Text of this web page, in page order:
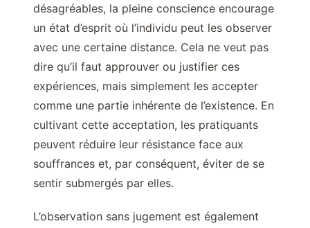
désagréables, la pleine conscience encourage
un état d’esprit où l’individu peut les observer
avec une certaine distance. Cela ne veut pas
dire qu’il faut approuver ou justifier ces
expériences, mais simplement les accepter
comme une partie inhérente de l’existence. En
cultivant cette acceptation, les pratiquants
peuvent réduire leur résistance face aux
souffrances et, par conséquent, éviter de se
sentir submergés par elles.
L’observation sans jugement est également